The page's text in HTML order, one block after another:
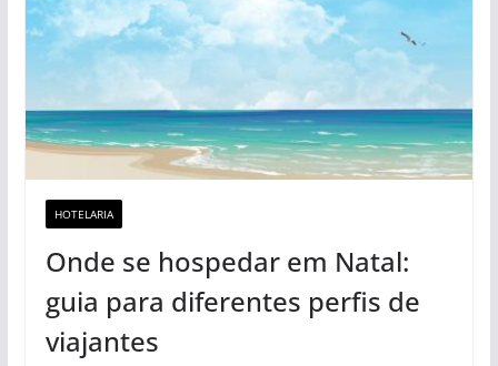
HOTELARIA
Onde se hospedar em Natal:
guia para diferentes perfis de
viajantes